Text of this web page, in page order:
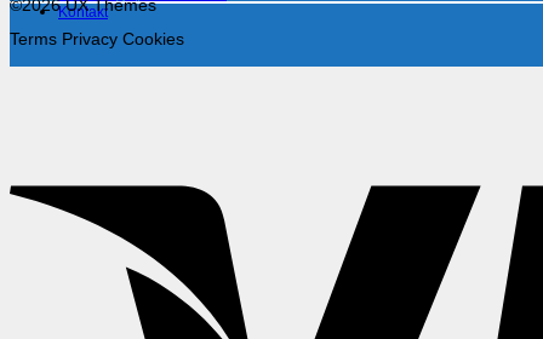
Kontakt
©2026 UX Themes
Terms Privacy Cookies